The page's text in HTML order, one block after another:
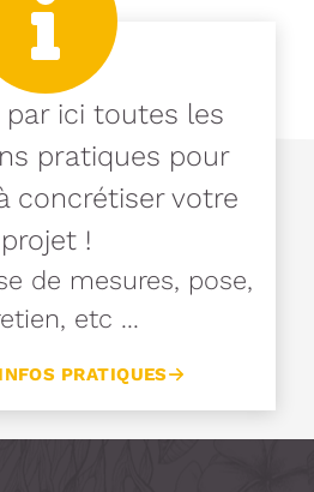
par ici toutes les
pratiques pour
concrétiser votre
projet !
de mesures, pose,
etc ...
PRATIQUES